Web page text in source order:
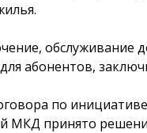
обслуживание
абонентов,
по
МКД принято